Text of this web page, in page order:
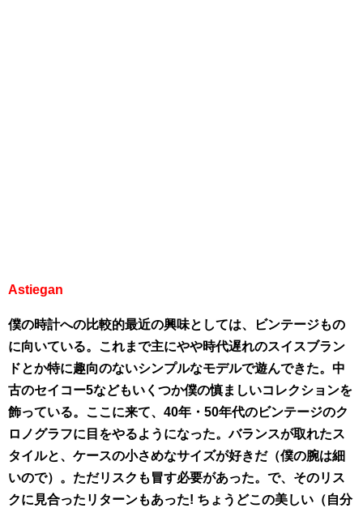
Astiegan
僕の時計への比較的最近の興味としては、ビンテージもの
に向いている。これまで主にやや時代遅れのスイスブラン
ドとか特に趣向のないシンプルなモデルで遊んできた。中
古のセイコー5などもいくつか僕の慎ましいコレクションを
飾っている。ここに来て、40年・50年代のビンテージのク
ロノグラフに目をやるようになった。バランスが取れたス
タイルと、ケースの小さめなサイズが好きだ（僕の腕は細
いので）。ただリスクも冒す必要があった。で、そのリス
クに見合ったリターンもあった! ちょうどこの美しい（自分